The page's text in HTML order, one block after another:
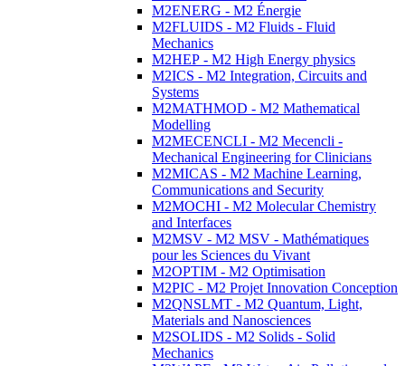
M2ENERG - M2 Énergie
M2FLUIDS - M2 Fluids - Fluid
Mechanics
M2HEP - M2 High Energy physics
M2ICS - M2 Integration, Circuits and
Systems
M2MATHMOD - M2 Mathematical
Modelling
M2MECENCLI - M2 Mecencli -
Mechanical Engineering for Clinicians
M2MICAS - M2 Machine Learning,
Communications and Security
M2MOCHI - M2 Molecular Chemistry
and Interfaces
M2MSV - M2 MSV - Mathématiques
pour les Sciences du Vivant
M2OPTIM - M2 Optimisation
M2PIC - M2 Projet Innovation Conception
M2QNSLMT - M2 Quantum, Light,
Materials and Nanosciences
M2SOLIDS - M2 Solids - Solid
Mechanics